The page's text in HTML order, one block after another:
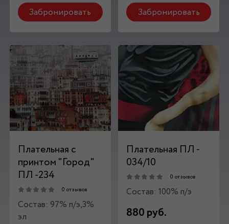
Забронировать Забронировать
Плательная с
принтом "Город"
ПЛ -234
0 отзывов
Состав: 97% п/э,3%
эл
Плательная ПЛ -
034/10
0 отзывов
Состав: 100% п/э
880 руб.